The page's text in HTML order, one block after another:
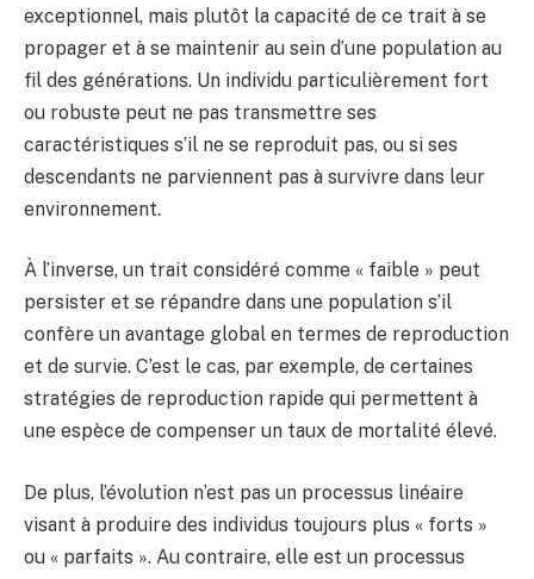
exceptionnel, mais plutôt la capacité de ce trait à se
propager et à se maintenir au sein d’une population au
fil des générations. Un individu particulièrement fort
ou robuste peut ne pas transmettre ses
caractéristiques s’il ne se reproduit pas, ou si ses
descendants ne parviennent pas à survivre dans leur
environnement.
À l’inverse, un trait considéré comme « faible » peut
persister et se répandre dans une population s’il
confère un avantage global en termes de reproduction
et de survie. C’est le cas, par exemple, de certaines
stratégies de reproduction rapide qui permettent à
une espèce de compenser un taux de mortalité élevé.
De plus, l’évolution n’est pas un processus linéaire
visant à produire des individus toujours plus « forts »
ou « parfaits ». Au contraire, elle est un processus